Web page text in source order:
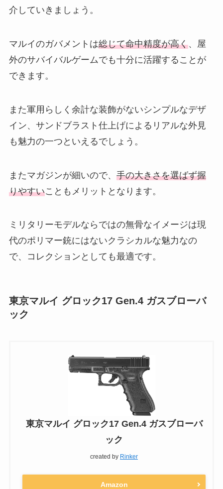
介していきましょう。
マルイのガバメントは総じて命中精度が高く、屋
外のサバイバルゲームでも十分に活躍することが
できます。
また軍用らしく余計な装飾がないシンプルなデザ
イン、サンドブラスト仕上げによるリアルな外見
も魅力の一つといえるでしょう。
またマガジンが細いので、 手の大きさを選ばず握
りやすいこともメリットとなります。
ミリタリーモデルならではの無骨なイメージは現
代のポリマー銃にはないクラシカルな魅力なの
で、コレクションとしても最適です。
東京マルイ グロック17 Gen.4 ガスブローバ
ック
東京マルイ グロック17 Gen.4 ガスブローバ
ック
created by Rinker
Amazon